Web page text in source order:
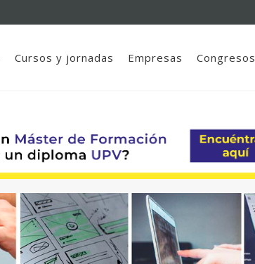
Cursos y jornadas Empresas Congresos